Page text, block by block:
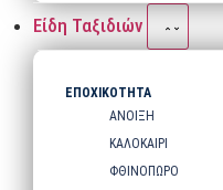
Είδη Ταξιδιών
ΕΠΟΧΙΚΟΤΗΤΑ
ΑΝΟΙΞΗ
ΚΑΛΟΚΑΙΡΙ
ΦΘΙΝΟΠΩΡΟ